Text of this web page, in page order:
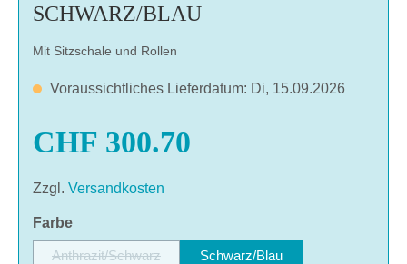
SCHWARZ/BLAU
Mit Sitzschale und Rollen
Voraussichtliches Lieferdatum: Di, 15.09.2026
CHF 300.70
Zzgl. Versandkosten
Farbeauswählen
Anthrazit/Schwarz
Schwarz/Blau